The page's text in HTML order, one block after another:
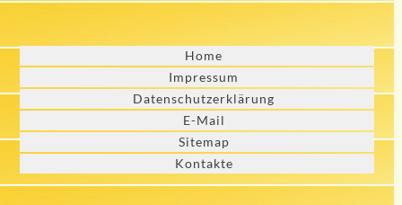
Home
Impressum
Datenschutzerklärung
E-Mail
Sitemap
Kontakte